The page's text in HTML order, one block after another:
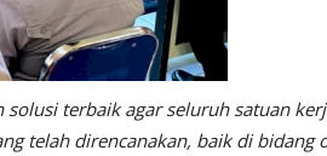
terbaik agar seluruh satuan
telah direncanakan, baik di bidang